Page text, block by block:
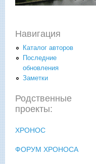
Навигация
Каталог авторов
Последние
обновления
Заметки
Родственные
проекты:
ХРОНОС
ФОРУМ ХРОНОСА